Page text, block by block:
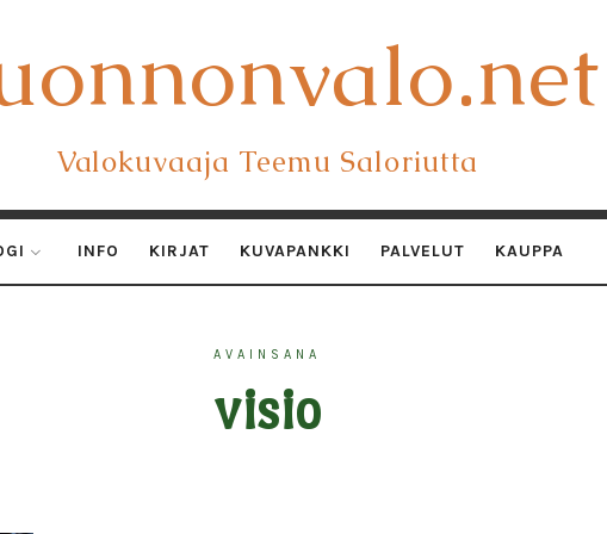
Valokuvaaja Teemu Saloriutta
INFO KIRJAT KUVAPANKKI PALVELUT KAUPPA
AVAINSANA
visio